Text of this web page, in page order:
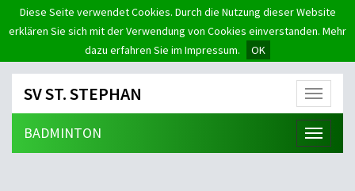
Diese Seite verwendet Cookies. Durch die Nutzung dieser Website
erklären Sie sich mit der Verwendung von Cookies einverstanden. Mehr
dazu erfahren Sie im Impressum.
OK
Menü
SV ST. STEPHAN
Menü
BADMINTON